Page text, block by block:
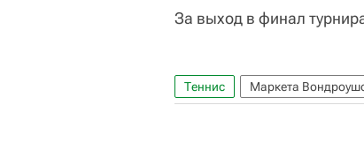
За выход в финал
Теннис Маркета